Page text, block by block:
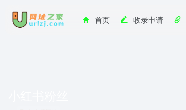
首页 收录申请